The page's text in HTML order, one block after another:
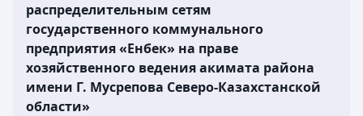
распределительным сетям
государственного коммунального
предприятия «Енбек» на праве
хозяйственного ведения акимата района
имени Г. Мусрепова Северо-Казахстанской
области»